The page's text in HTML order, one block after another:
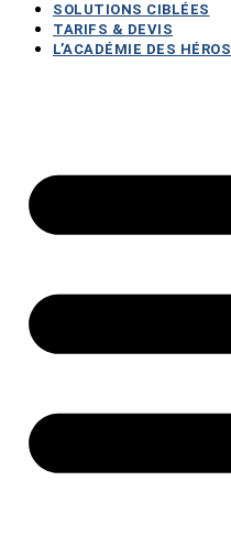
SOLUTIONS CIBLÉES
TARIFS & DEVIS
L’ACADÉMIE DES HÉROS